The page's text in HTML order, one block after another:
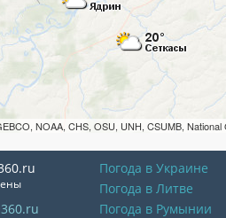
NOAA, CHS, OSU, UNH, CSUMB, National
Погода в Украине
Погода в Литве
Погода в Румынии